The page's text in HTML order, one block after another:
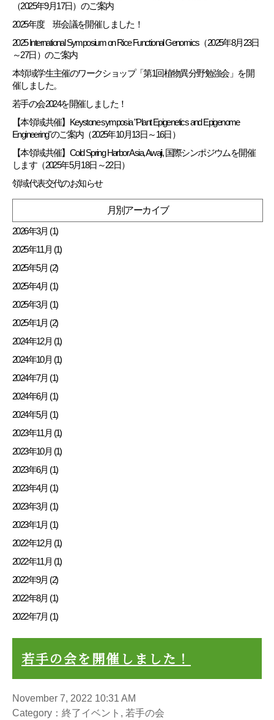
（2025年9月17日）のご案内
2025年度 班会議を開催しました！
2025 International Symposium on Rice Functional Genomics（2025年8月23日
～27日）のご案内
本領域学生主催のワークショップ「第1回植物異分野勉強会」を開
催しました。
若手の会2024を開催しました！
【本領域共催】Keystone symposia "Plant Epigenetics and Epigenome
Engineering"のご案内（2025年10月13日～16日）
【本領域共催】Cold Spring Harbor Asia, Awaji, 国際シンポジウムを開催
します（2025年5月18日～22日）
領域代表交代のお知らせ
月別アーカイブ
2026年3月 (1)
2025年11月 (1)
2025年5月 (2)
2025年4月 (1)
2025年3月 (1)
2025年1月 (2)
2024年12月 (1)
2024年10月 (1)
2024年7月 (1)
2024年6月 (1)
2024年5月 (1)
2023年11月 (1)
2023年10月 (1)
2023年6月 (1)
2023年4月 (1)
2023年3月 (1)
2023年1月 (1)
2022年12月 (1)
2022年11月 (1)
2022年9月 (2)
2022年8月 (1)
2022年7月 (1)
若手の会を開催しました！
November 7, 2022 10:31 AM
Category：終了イベント, 若手の会